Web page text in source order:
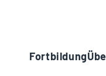
Fortbildung